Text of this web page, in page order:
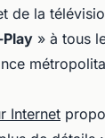
de la
» à tous
Internet